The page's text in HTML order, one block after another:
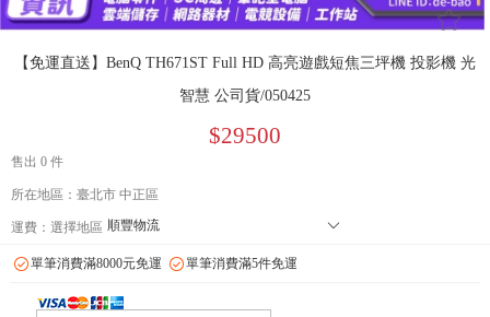
󰄔
【免運直送】BenQ TH671ST Full HD 高亮遊戲短焦三坪機 投影機 光
智慧 公司貨/050425
$29500
售出 0 件
所在地區：臺北市 中正區
運費： 選擇地區 順豐物流 󰄘
郵局
單筆消費滿8000元免運 單筆消費滿5件免運